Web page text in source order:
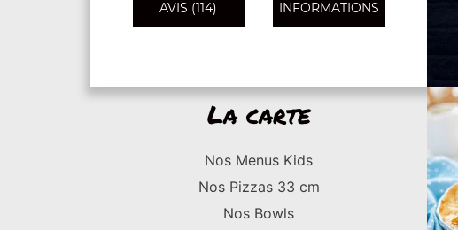
AVIS (114) INFORMATIONS
La carte
Nos Menus Kids
Nos Pizzas 33 cm
Nos Bowls